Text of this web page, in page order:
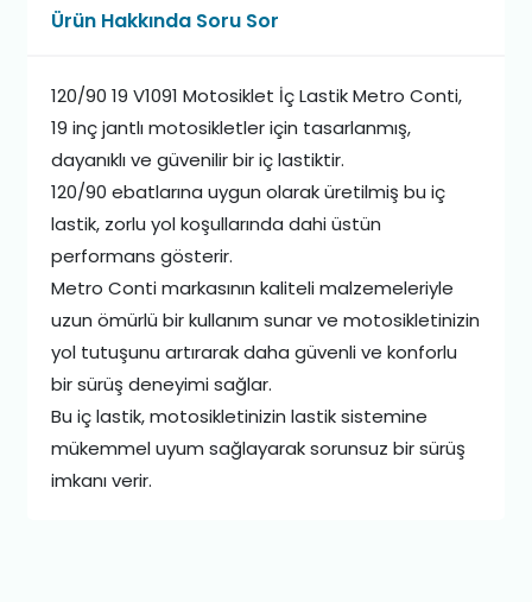
Ürün Hakkında Soru Sor
120/90 19 V1091 Motosiklet İç Lastik Metro Conti,
19 inç jantlı motosikletler için tasarlanmış,
dayanıklı ve güvenilir bir iç lastiktir.
120/90 ebatlarına uygun olarak üretilmiş bu iç
lastik, zorlu yol koşullarında dahi üstün
performans gösterir.
Metro Conti markasının kaliteli malzemeleriyle
uzun ömürlü bir kullanım sunar ve motosikletinizin
yol tutuşunu artırarak daha güvenli ve konforlu
bir sürüş deneyimi sağlar.
Bu iç lastik, motosikletinizin lastik sistemine
mükemmel uyum sağlayarak sorunsuz bir sürüş
imkanı verir.